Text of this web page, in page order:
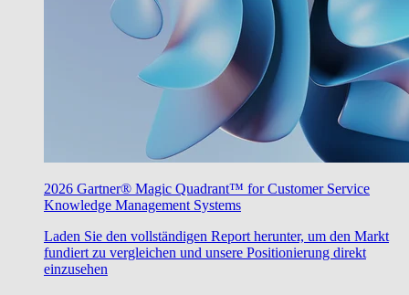
2026 Gartner® Magic Quadrant™ for Customer Service
Knowledge Management Systems
Laden Sie den vollständigen Report herunter, um den Markt
fundiert zu vergleichen und unsere Positionierung direkt
einzusehen